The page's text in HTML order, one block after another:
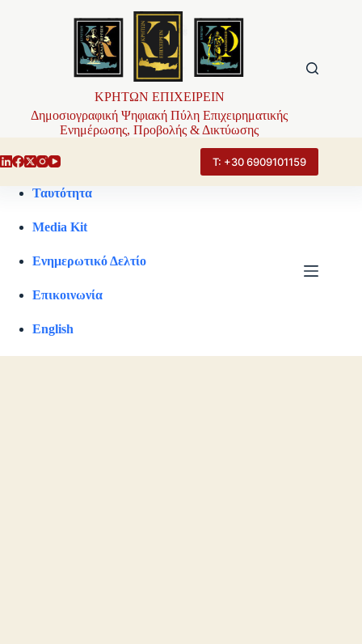
ΚΡΗΤΩΝ ΕΠΙΧΕΙΡΕΙΝ
Δημοσιογραφική Ψηφιακή Πύλη Επιχειρηματικής
Ενημέρωσης, Προβολής & Δικτύωσης
Τ: +30 6909101159
Ταυτότητα
Media Kit
Ενημερωτικό Δελτίο
Επικοινωνία
English